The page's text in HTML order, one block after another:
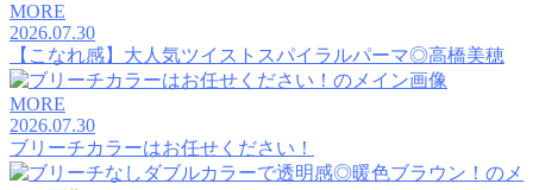
MORE
2026.07.30
【こなれ感】大人気ツイストスパイラルパーマ◎高橋美穂
MORE
2026.07.30
ブリーチカラーはお任せください！